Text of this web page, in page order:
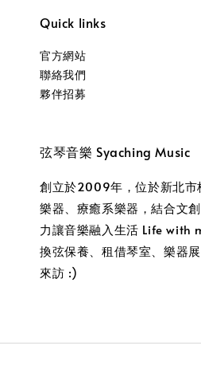
Quick links
官方網站
聯絡我們
夥伴招募
弦琴音樂 Syaching Music
創立於2009年，位於新北市
樂器、療癒系樂器，結合文
力讓音樂融入生活 Life with
換弦保養、租借琴室、樂器
來訪 :)